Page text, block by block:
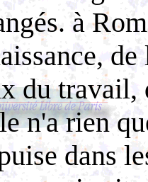
à
du
n'a rien
dans